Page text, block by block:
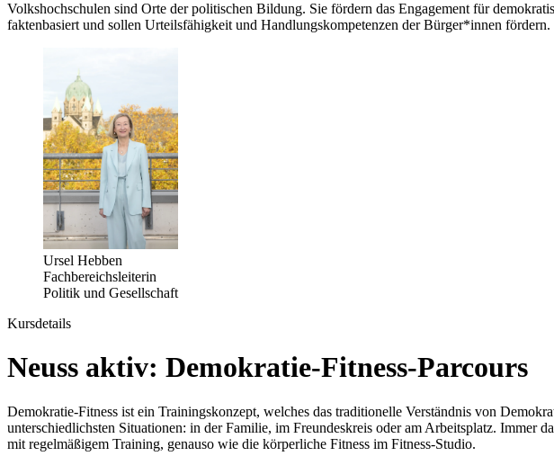
Volkshochschulen sind Orte der politischen Bildung. Sie fördern das Engagement für
faktenbasiert und sollen Urteilsfähigkeit und Handlungskompetenzen der Bürger*innen fördern.
Ursel Hebben
Fachbereichsleiterin
Politik und Gesellschaft
Kursdetails
Neuss aktiv: Demokratie-Fitness-Parcours
Demokratie-Fitness ist ein Trainingskonzept, welches das traditionelle Verständnis von
unterschiedlichsten Situationen: in der Familie, im Freundeskreis oder am Arbeitsplatz. Immer
mit regelmäßigem Training, genauso wie die körperliche Fitness im Fitness-Studio.